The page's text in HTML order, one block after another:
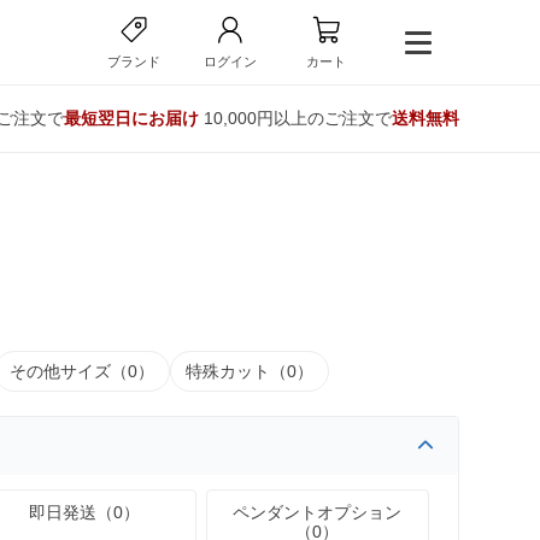
ブランド ログイン カート
注文で最短翌日にお届け10,000円以上のご注文で送料無料
その他サイズ（0） 特殊カット（0）
即日発送（0）
ペンダントオプション
（0）